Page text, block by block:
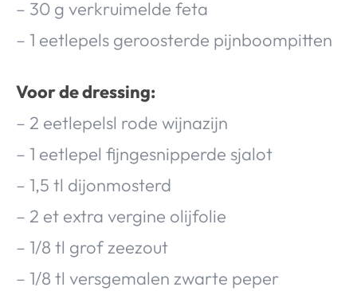
– 30 g verkruimelde feta
– 1 eetlepels geroosterde pijnboompitten
Voor de dressing:
– 2 eetlepelsl rode wijnazijn
– 1 eetlepel fijngesnipperde sjalot
– 1,5 tl dijonmosterd
– 2 et extra vergine olijfolie
– 1/8 tl grof zeezout
– 1/8 tl versgemalen zwarte peper